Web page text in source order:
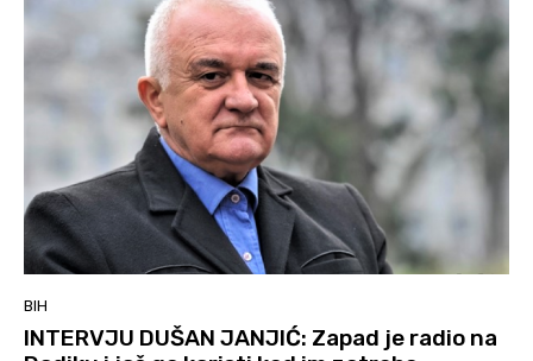
BIH
INTERVJU DUŠAN JANJIĆ: Zapad je radio na